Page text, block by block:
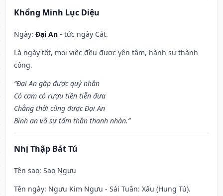
Khổng Minh Lục Diệu
Ngày: Đại An - tức ngày Cát.
Là ngày tốt, mọi việc đều được yên tâm, hành sự thành
công.
“Đại An gặp được quý nhân
Có cơm có rượu tiền tiễn đưa
Chẳng thời cũng được Đại An
Bình an vô sự tấm thân thanh nhàn.”
Nhị Thập Bát Tú
Tên sao: Sao Ngưu
Tên ngày: Ngưu Kim Ngưu - Sái Tuân: Xấu (Hung Tú).